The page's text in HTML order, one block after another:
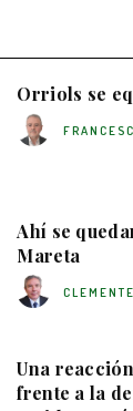
Orriols se
Ahí se
Mareta
Una
frente a la